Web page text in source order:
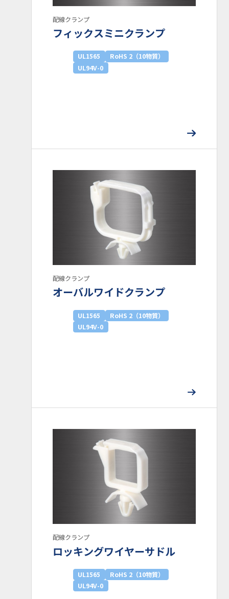
配線クランプ
フィックスミニクランプ
UL1565
RoHS 2（10物質）
UL94V-0
配線クランプ
オーバルワイドクランプ
UL1565
RoHS 2（10物質）
UL94V-0
配線クランプ
ロッキングワイヤーサドル
UL1565
RoHS 2（10物質）
UL94V-0